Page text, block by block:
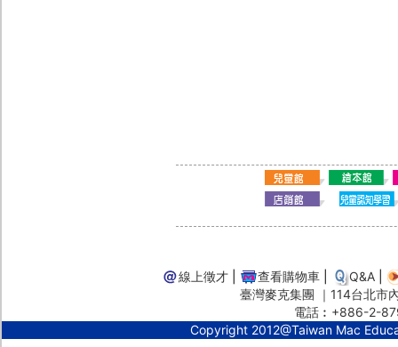
線上徵才 查看購物車 Q&A
臺灣麥克集團 ｜114台北
電話︰+886-2-
Copyright 2012@Taiwan Mac